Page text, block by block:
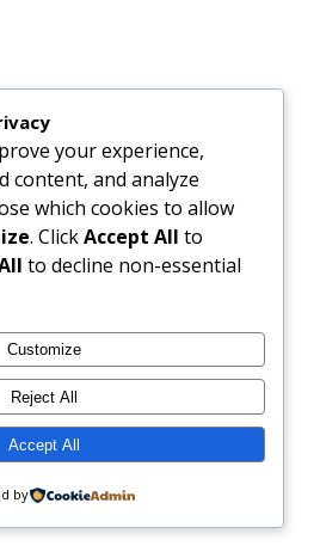
your experience,
content, and analyze
which cookies to allow
. ClickAccept All to
to decline non-essential
Customize
Reject All
Accept All
by